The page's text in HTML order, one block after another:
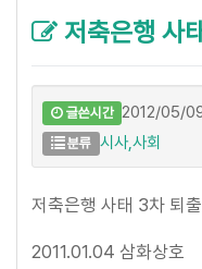
저축은행 사
글쓴시간 2012/05/
분류 시사,사회
저축은행 사태 3차 퇴출
2011.01.04 삼화상호